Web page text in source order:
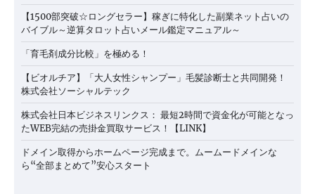
【1500部突破☆ロングセラー】稼ぎに特化した副業ネット占いの
バイブル～逆算タロット占いメール鑑定マニュアル～
「育毛剤成分比較」を極める！
【ビオルチア】「大人女性シャンプー」毛髪診断士と共同開発！
株式会社ソーシャルテック
株式会社日本ビジネスリンクス： 最短2時間で資金化が可能となっ
たWEB完結の売掛金買取サービス！【LINK】
ドメイン取得からホームページ完成まで。ムームードメインな
ら“全部まとめて”安心スタート